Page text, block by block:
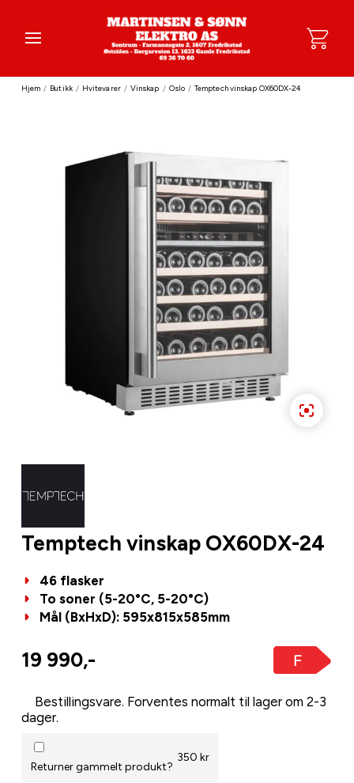
Hjem / Butikk / Hvitevarer / Vinskap / Oslo / Temptech vinskap OX60DX-24
Temptech vinskap OX60DX-24
46 flasker
To soner (5-20°C, 5-20°C)
Mål (BxHxD): 595x815x585mm
19 990,-
Bestillingsvare. Forventes normalt til lager om 2-3
dager.
Returner gammelt produkt?
350 kr